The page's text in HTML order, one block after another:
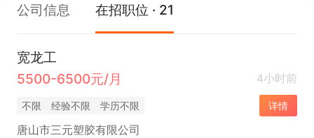
公司信息 在招职位 · 21
宽龙工
5500-6500元/月
4小时前
不限 经验不限 学历不限 详情
唐山市三元塑胶有限公司